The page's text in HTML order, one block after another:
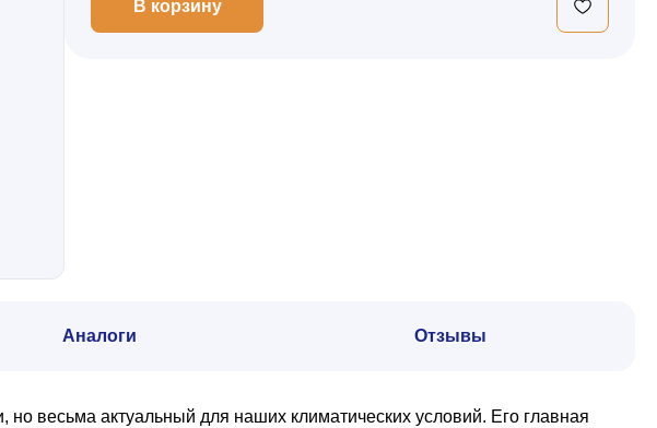
В корзину
Аналоги Отзывы
весьма актуальный для наших климатических условий. Его главная